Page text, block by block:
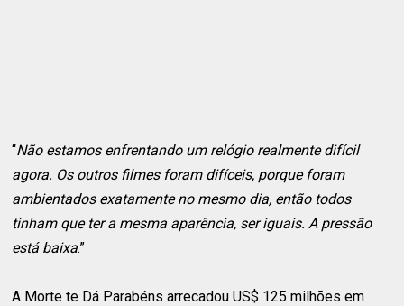
“Não estamos enfrentando um relógio realmente difícil
agora. Os outros filmes foram difíceis, porque foram
ambientados exatamente no mesmo dia, então todos
tinham que ter a mesma aparência, ser iguais. A pressão
está baixa.”
A Morte te Dá Parabéns arrecadou US$ 125 milhões em